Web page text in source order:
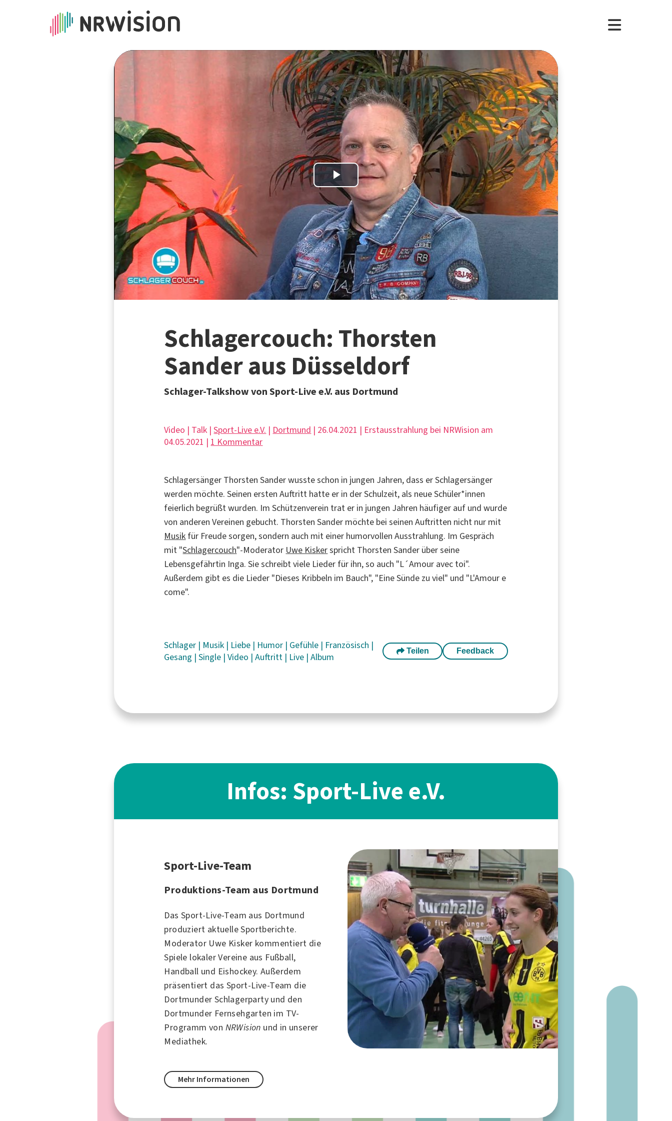
Play
Video
Schlagercouch: Thorsten
Sander aus Düsseldorf
Schlager-Talkshow von Sport-Live e.V. aus Dortmund
Video | Talk |Sport-Live e.V. | Dortmund | 26.04.2021 | Erstausstrahlung bei NRWision am
04.05.2021 | 1 Kommentar
Schlagersänger Thorsten Sander wusste schon in jungen Jahren, dass er Schlagersänger
werden möchte. Seinen ersten Auftritt hatte er in der Schulzeit, als neue Schüler*innen
feierlich begrüßt wurden. Im Schützenverein trat er in jungen Jahren häufiger auf und wurde
von anderen Vereinen gebucht. Thorsten Sander möchte bei seinen Auftritten nicht nur mit
Musik für Freude sorgen, sondern auch mit einer humorvollen Ausstrahlung. Im Gespräch
mit "Schlagercouch"-Moderator Uwe Kiskerspricht Thorsten Sander über seine
Lebensgefährtin Inga. Sie schreibt viele Lieder für ihn, so auch "L´Amour avec toi".
Außerdem gibt es die Lieder "Dieses Kribbeln im Bauch", "Eine Sünde zu viel" und "L'Amour e
come".
Schlager | Musik | Liebe | Humor | Gefühle | Französisch |
Gesang |Single |Video |Auftritt | Live |Album
Teilen Feedback
Infos: Sport-Live e.V.
Sport-Live-Team
Produktions-Team aus Dortmund
Das Sport-Live-Team aus Dortmund
produziert aktuelle Sportberichte.
Moderator Uwe Kisker kommentiert die
Spiele lokaler Vereine aus Fußball,
Handball und Eishockey. Außerdem
präsentiert das Sport-Live-Team die
Dortmunder Schlagerparty und den
Dortmunder Fernsehgarten im TV-
Programm von NRWision und in unserer
Mediathek.
Mehr Informationen